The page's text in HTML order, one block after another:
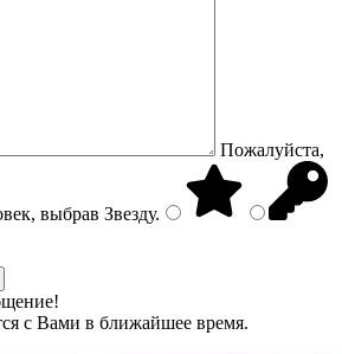
Пожалуйста,
выбрав Звезду.
с Вами в ближайшее время.